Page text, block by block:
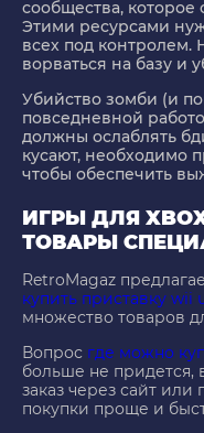
сообщества, которое
Этими ресурсами
всех под контролем.
ворваться на базу и
Убийство зомби (и
повседневной
должны ослаблять
кусают, необходимо
чтобы обеспечить
ИГРЫ ДЛЯ
ТОВАРЫ
RetroMagaz
купить приставку wii
множество товаров
Вопрос где можно
больше не придется,
заказ через сайт или
покупки проще и